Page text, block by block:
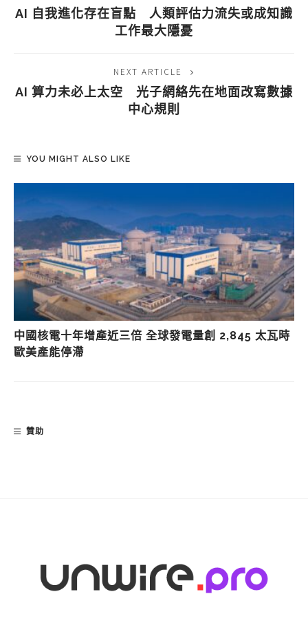
AI 自我進化存在盲點 人類評估力流失或成知識
工作最大隱憂
NEXT ARTICLE
AI 算力未必上太空 光子網絡先在地面改寫數據
中心規則
YOU MIGHT ALSO LIKE
中國核電十年增產近三倍 全球發電量創 2,845 太瓦時
歐美產能停滯
贊助